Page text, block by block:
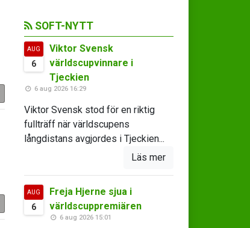
SOFT-NYTT
AUG
6
Viktor Svensk
världscupvinnare i
Tjeckien
6 aug 2026 16:29
Viktor Svensk stod för en riktig
fullträff när världscupens
långdistans avgjordes i Tjeckien...
Läs mer
AUG
6
Freja Hjerne sjua i
världscuppremiären
6 aug 2026 15:01